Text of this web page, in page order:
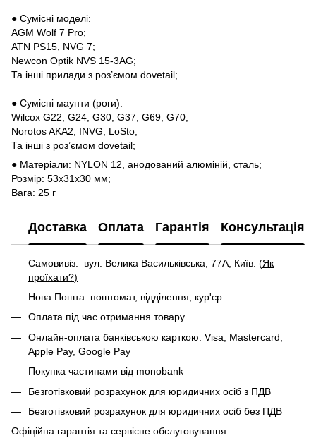
● Сумісні моделі:
AGM Wolf 7 Pro;
ATN PS15, NVG 7;
Newcon Optik NVS 15-3AG;
Та інші прилади з роз’ємом dovetail;
● Сумісні маунти (роги):
Wilcox G22, G24, G30, G37, G69, G70;
Norotos AKA2, INVG, LoSto;
Та інші з роз’ємом dovetail;
● Матеріали: NYLON 12, анодований алюміній, сталь;
Розмір: 53х31х30 мм;
Вага: 25 г
Доставка Оплата Гарантія Консультація
Самовивіз: вул. Велика Васильківська, 77А, Київ. (Як
проїхати?)
Нова Пошта: поштомат, відділення, кур'єр
Оплата під час отримання товару
Онлайн-оплата банківською карткою: Visa, Mastercard,
Apple Pay, Google Pay
Покупка частинами від monobank
Безготівковий розрахунок для юридичних осіб з ПДВ
Безготівковий розрахунок для юридичних осіб без ПДВ
Офіційна гарантія та сервісне обслуговування.